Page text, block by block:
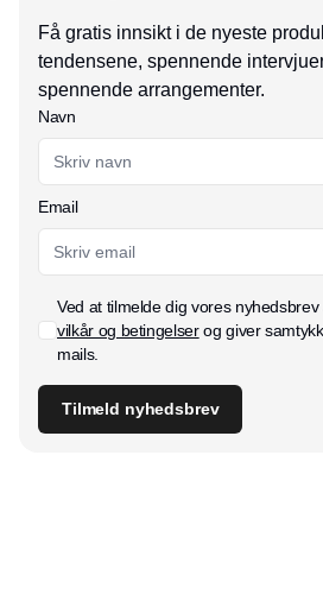
Få gratis innsikt i de nyeste
tendensene, spennende
spennende arrangementer.
Navn
Email
Ved at tilmelde dig vores
vilkår og betingelserog giver
mails.
Tilmeld nyhedsbrev